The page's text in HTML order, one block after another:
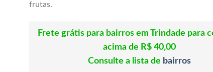
frutas.
Frete grátis para bairros em Trindade para
acima de R$ 40,00
Consulte a lista de bairros